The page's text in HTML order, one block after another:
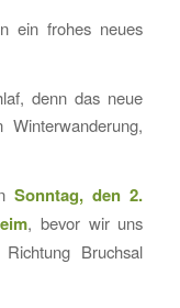
ein frohes neues
denn das neue
Sonntag, den 2.
, bevor wir uns
Bruchsal